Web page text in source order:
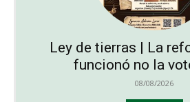
Ley de tierras | La
funcionó no la
08/08/2026